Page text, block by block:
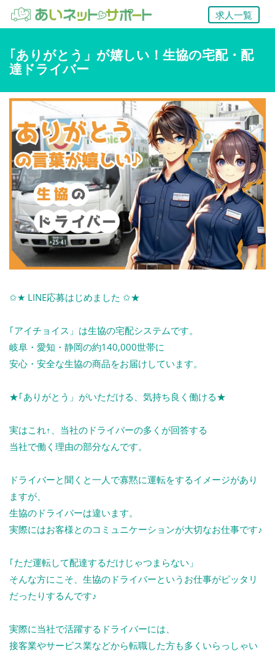
求人一覧
｢ありがとう」が嬉しい！生協の宅配・配
達ドライバー
✩★ LINE応募はじめました ✩★
｢アイチョイス」は生協の宅配システムです。
岐阜・愛知・静岡の約140,000世帯に
安心・安全な生協の商品をお届けしています。
★｢ありがとう」がいただける、気持ち良く働ける★
実はこれ↑、当社のドライバーの多くが回答する
当社で働く理由の部分なんです。
ドライバーと聞くと一人で寡黙に運転をするイメージがあり
ますが、
生協のドライバーは違います。
実際にはお客様とのコミュニケーションが大切なお仕事です♪
｢ただ運転して配達するだけじゃつまらない」
そんな方にこそ、生協のドライバーというお仕事がピッタリ
だったりするんです♪
実際に当社で活躍するドライバーには、
接客業やサービス業などから転職した方も多くいらっしゃい